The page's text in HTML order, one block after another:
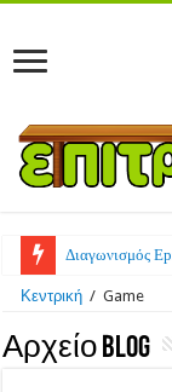
Διαγωνισμός
Κεντρική / Game
Αρχείο Blog